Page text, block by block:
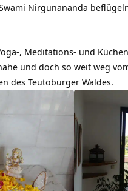
Nirgunananda
, Meditations- und
und doch so weit weg
des Teutoburger Waldes.